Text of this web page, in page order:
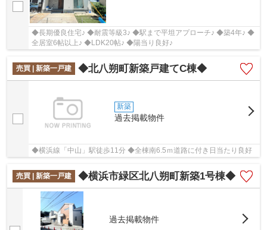
◆長期優良住宅♪ ◆耐震等級3♪ ◆駅まで平坦アプローチ♪ ◆築4年♪ ◆
全居室6帖以上♪ ◆LDK20帖♪ ◆陽当り良好♪
売買 | 新築一戸建 ◆北八朔町新築戸建てC棟◆
新築
過去掲載物件
◆横浜線「中山」駅徒歩11分 ◆全棟南6.5ｍ道路に付き日当たり良好
売買 | 新築一戸建 ◆横浜市緑区北八朔町新築1号棟◆
過去掲載物件